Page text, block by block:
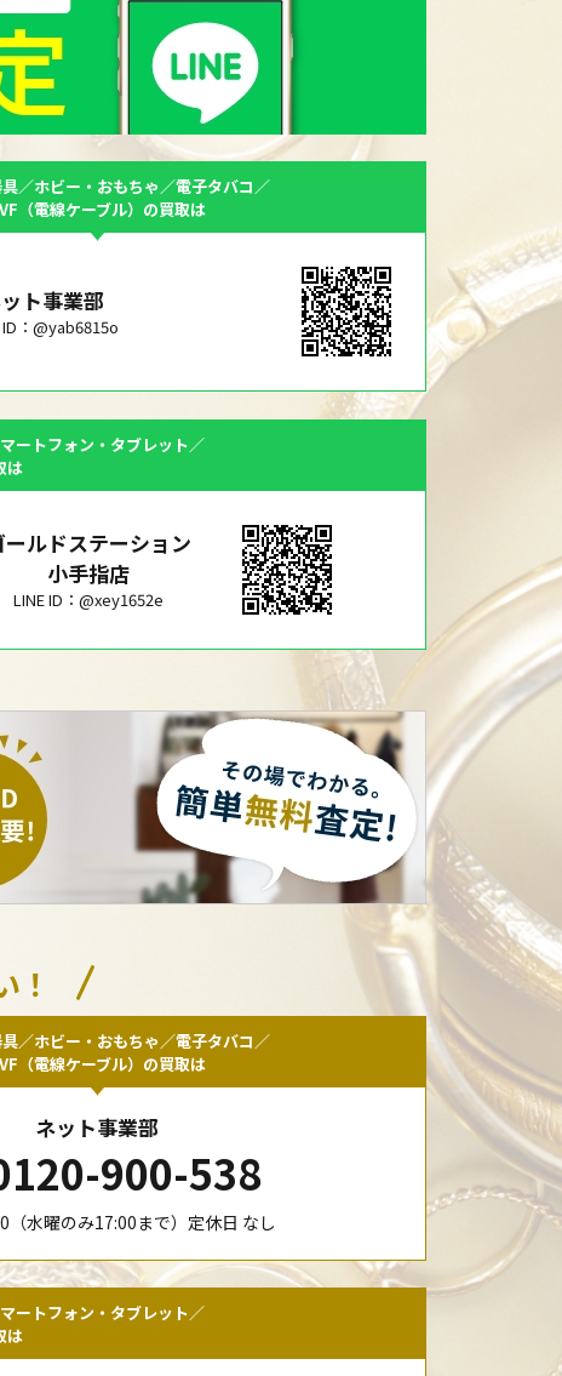
／ホビー・おもちゃ／電子タバコ／
（電線ケーブル）の買取は
ト事業部
ID：@yab6815o
ートフォン・タブレット／
は
ールドステーション
小手指店
LINE ID：@xey1652e
！
／ホビー・おもちゃ／電子タバコ／
（電線ケーブル）の買取は
ネット事業部
900-538
（水曜のみ17:00まで）定休日 なし
ートフォン・タブレット／
は